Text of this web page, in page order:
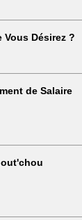
Vous Désirez ?
de Salaire